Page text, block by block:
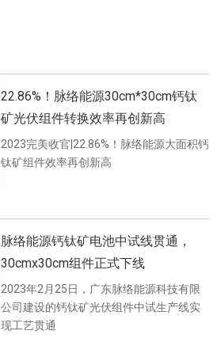
22.86%！脉络能源30cm*30cm钙钛
矿光伏组件转换效率再创新高
2023完美收官|22.86%！脉络能源大面积钙
钛矿组件效率再创新高
脉络能源钙钛矿电池中试线贯通，
30cmx30cm组件正式下线
2023年2月25日，广东脉络能源科技有限
公司建设的钙钛矿光伏组件中试生产线实
现工艺贯通